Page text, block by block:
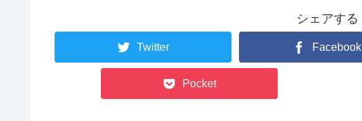
シェアする
Twitter Facebook
Pocket